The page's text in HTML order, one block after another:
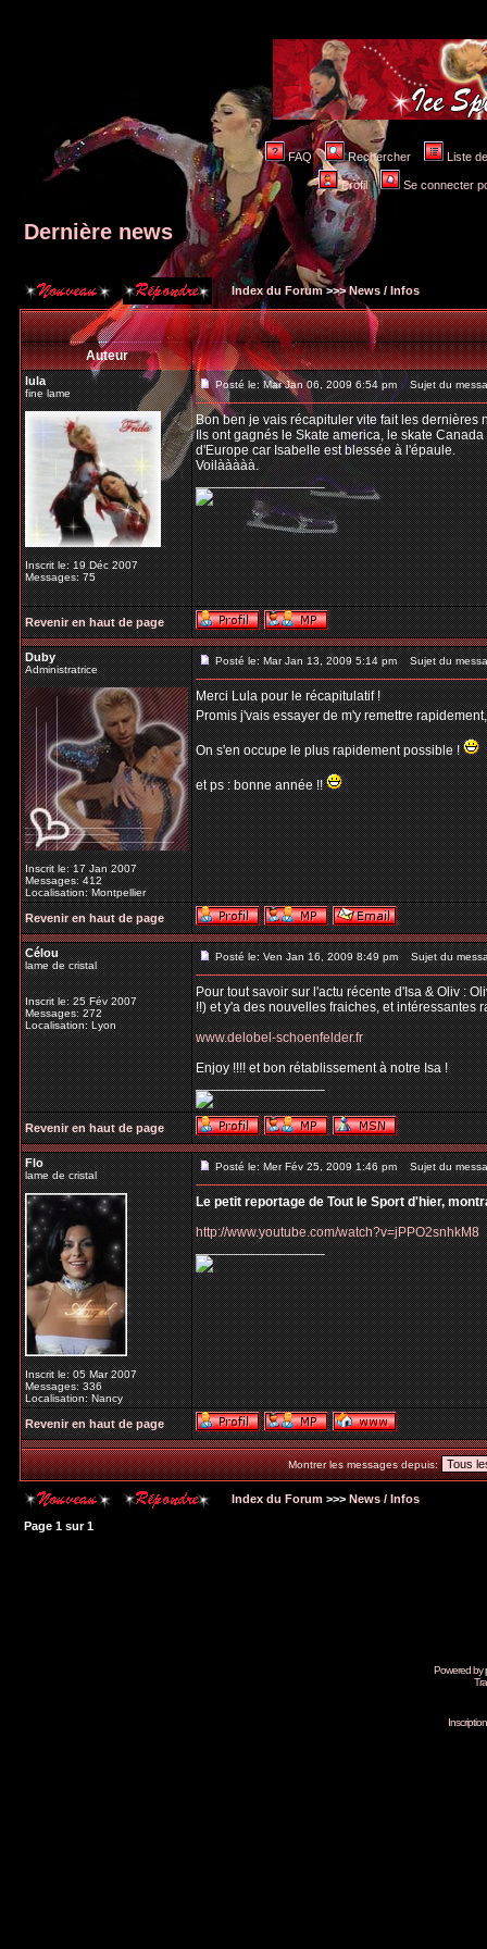
FAQ Rechercher Liste
Profil Se connecter
Dernière news
Index du Forum>>>News / Infos
Auteur
lula
fine lame
Inscrit le: 19 Déc 2007
Messages: 75
Posté le: Mar Jan 06, 2009 6:54 pm Sujet du
Bon ben je vais récapituler vite fait les dernières
Ils ont gagnés le Skate america, le skate
d'Europe car Isabelle est blessée à l'épaule.
Voilààààà.
_________________
Revenir en haut de page
Duby
Administratrice
Inscrit le: 17 Jan 2007
Messages: 412
Localisation: Montpellier
Posté le: Mar Jan 13, 2009 5:14 pm Sujet du
Merci Lula pour le récapitulatif !
Promis j'vais essayer de m'y remettre
On s'en occupe le plus rapidement possible !
et ps : bonne année !!
Revenir en haut de page
Célou
lame de cristal
Inscrit le: 25 Fév 2007
Messages: 272
Localisation: Lyon
Posté le: Ven Jan 16, 2009 8:49 pm Sujet du
Pour tout savoir sur l'actu récente d'Isa & Oliv :
!!) et y'a des nouvelles fraiches, et intéressantes
www.delobel-schoenfelder.fr
Enjoy !!!! et bon rétablissement à notre Isa !
_________________
Revenir en haut de page
Flo
lame de cristal
Inscrit le: 05 Mar 2007
Messages: 336
Localisation: Nancy
Posté le: Mer Fév 25, 2009 1:46 pm Sujet du
Le petit reportage de Tout le Sport d'hier,
http://www.youtube.com/watch?v=jPPO2snhkM8
_________________
Revenir en haut de page
Montrer les messages depuis:
Index du Forum >>> News / Infos
Page 1 sur1
Powered by